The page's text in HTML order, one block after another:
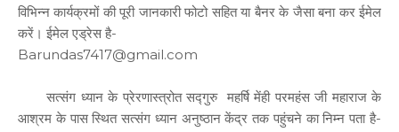
विभिन्न कार्यक्रमों की पूरी जानकारी फोटो सहित या बैनर के जैसा बना कर ईमेल
करें। ईमेल एड्रेस है-
Barundas7417@gmail.com
सत्संग ध्यान के प्रेरणास्त्रोत सद्गुरु महर्षि मेंही परमहंस जी महाराज के
आश्रम के पास स्थित सत्संग ध्यान अनुष्ठान केंद्र तक पहुंचने का निम्न पता है-